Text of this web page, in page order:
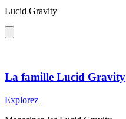
Lucid Gravity
La famille Lucid Gravity
Explorez